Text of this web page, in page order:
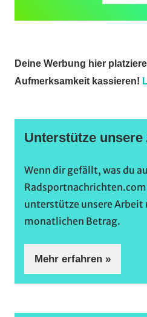
Deine Werbung hier
Aufmerksamkeit kassieren!
Unterstütze unsere
Wenn dir gefällt, was du
unterstütze unsere
monatlichen Betrag.
Mehr erfahren »